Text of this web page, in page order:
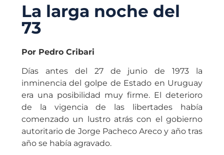
La larga noche del
73
Por Pedro Cribari
Días antes del 27 de junio de 1973 la
inminencia del golpe de Estado en Uruguay
era una posibilidad muy firme. El deterioro
de la vigencia de las libertades había
comenzado un lustro atrás con el gobierno
autoritario de Jorge Pacheco Areco y año tras
año se había agravado.